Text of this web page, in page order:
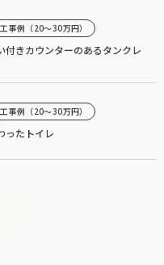
事例（20〜30万円）
付きカウンターのあるタンクレ
事例（20〜30万円）
ったトイレ